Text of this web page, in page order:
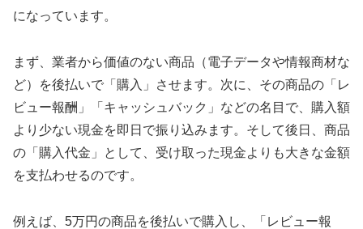
になっています。
まず、業者から価値のない商品（電子データや情報商材な
ど）を後払いで「購入」させます。次に、その商品の「レ
ビュー報酬」「キャッシュバック」などの名目で、購入額
より少ない現金を即日で振り込みます。そして後日、商品
の「購入代金」として、受け取った現金よりも大きな金額
を支払わせるのです。
例えば、5万円の商品を後払いで購入し、「レビュー報